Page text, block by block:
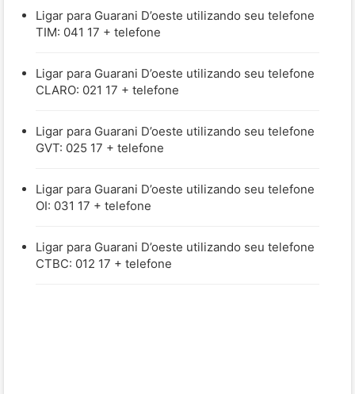
Ligar para Guarani D’oeste utilizando seu telefone
TIM: 041 17 + telefone
Ligar para Guarani D’oeste utilizando seu telefone
CLARO: 021 17 + telefone
Ligar para Guarani D’oeste utilizando seu telefone
GVT: 025 17 + telefone
Ligar para Guarani D’oeste utilizando seu telefone
OI: 031 17 + telefone
Ligar para Guarani D’oeste utilizando seu telefone
CTBC: 012 17 + telefone